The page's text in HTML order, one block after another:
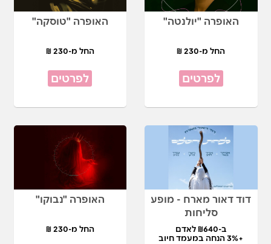
האופרה "יולנטה"
החל מ-230 ₪
לפרטים
האופרה "טוסקה"
החל מ-230 ₪
לפרטים
דוד דאור מארח - מופע
סליחות
ב-₪640 לאדם
+3% הנחה במעמד חיוב
האופרה "נבוקו"
החל מ-230 ₪